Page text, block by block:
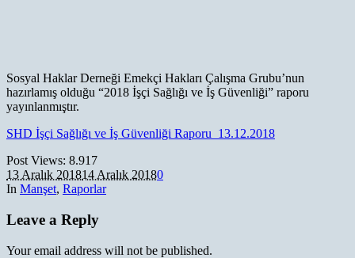
Sosyal Haklar Derneği Emekçi Hakları Çalışma Grubu’nun
hazırlamış olduğu “2018 İşçi Sağlığı ve İş Güvenliği” raporu
yayınlanmıştır.
SHD İşçi Sağlığı ve İş Güvenliği Raporu_13.12.2018
Post Views: 8.917
13 Aralık 201814 Aralık 20180
In Manşet, Raporlar
Leave a Reply
Your email address will not be published.